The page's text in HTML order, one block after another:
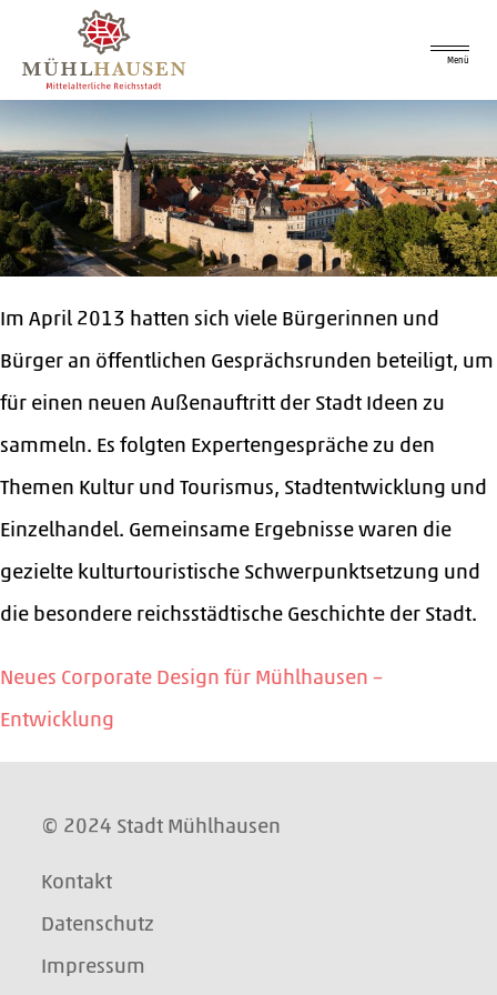
Menü
Im April 2013 hatten sich viele Bürgerinnen und
Bürger an öffentlichen Gesprächsrunden beteiligt, um
für einen neuen Außenauftritt der Stadt Ideen zu
sammeln. Es folgten Expertengespräche zu den
Themen Kultur und Tourismus, Stadtentwicklung und
Einzelhandel. Gemeinsame Ergebnisse waren die
gezielte kulturtouristische Schwerpunktsetzung und
die besondere reichsstädtische Geschichte der Stadt.
Neues Corporate Design für Mühlhausen –
Entwicklung
© 2024 Stadt Mühlhausen
Kontakt
Datenschutz
Impressum